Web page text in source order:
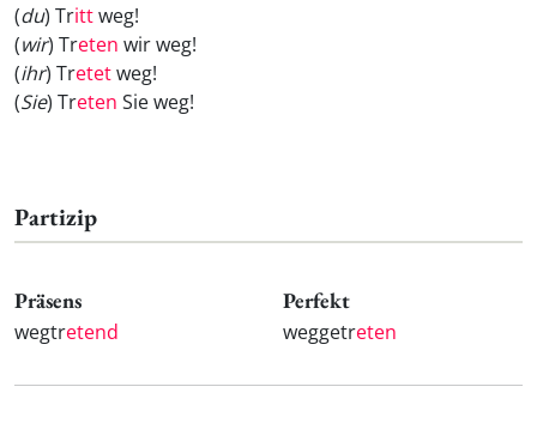
(du) Trittweg!
(wir) Treten wir weg!
(ihr) Tretetweg!
(Sie) Treten Sie weg!
Partizip
Präsens
wegtretend
Perfekt
weggetreten